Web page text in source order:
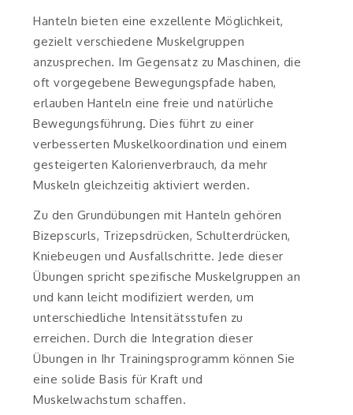
Hanteln bieten eine exzellente Möglichkeit,
gezielt verschiedene Muskelgruppen
anzusprechen. Im Gegensatz zu Maschinen, die
oft vorgegebene Bewegungspfade haben,
erlauben Hanteln eine freie und natürliche
Bewegungsführung. Dies führt zu einer
verbesserten Muskelkoordination und einem
gesteigerten Kalorienverbrauch, da mehr
Muskeln gleichzeitig aktiviert werden.
Zu den Grundübungen mit Hanteln gehören
Bizepscurls, Trizepsdrücken, Schulterdrücken,
Kniebeugen und Ausfallschritte. Jede dieser
Übungen spricht spezifische Muskelgruppen an
und kann leicht modifiziert werden, um
unterschiedliche Intensitätsstufen zu
erreichen. Durch die Integration dieser
Übungen in Ihr Trainingsprogramm können Sie
eine solide Basis für Kraft und
Muskelwachstum schaffen.